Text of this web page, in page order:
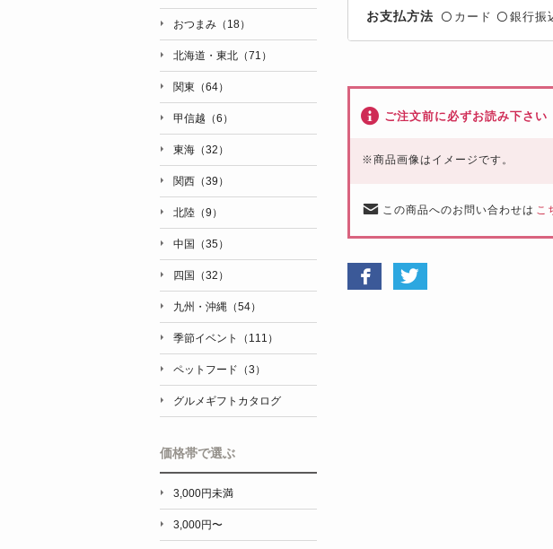
お支払方法 〇 カード 〇 銀行振
ご注文前に必ずお読み下さい
※商品画像はイメージです。
この商品へのお問い合わせは こ
おつまみ（18）
北海道・東北（71）
関東（64）
甲信越（6）
東海（32）
関西（39）
北陸（9）
中国（35）
四国（32）
九州・沖縄（54）
季節イベント（111）
ペットフード（3）
グルメギフトカタログ
価格帯で選ぶ
3,000円未満
3,000円〜